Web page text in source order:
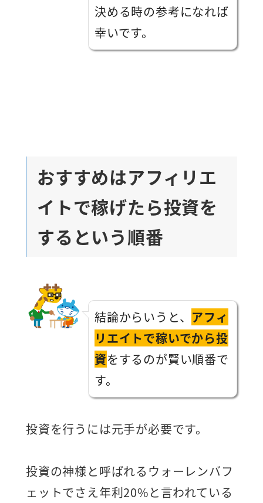
決める時の参考になれば
幸いです。
おすすめはアフィリエ
イトで稼げたら投資を
するという順番
結論からいうと、 アフィ
リエイトで稼いでから投
資をするのが賢い順番で
す。
投資を行うには元手が必要です。
投資の神様と呼ばれるウォーレンバフ
ェットでさえ年利20%と言われている